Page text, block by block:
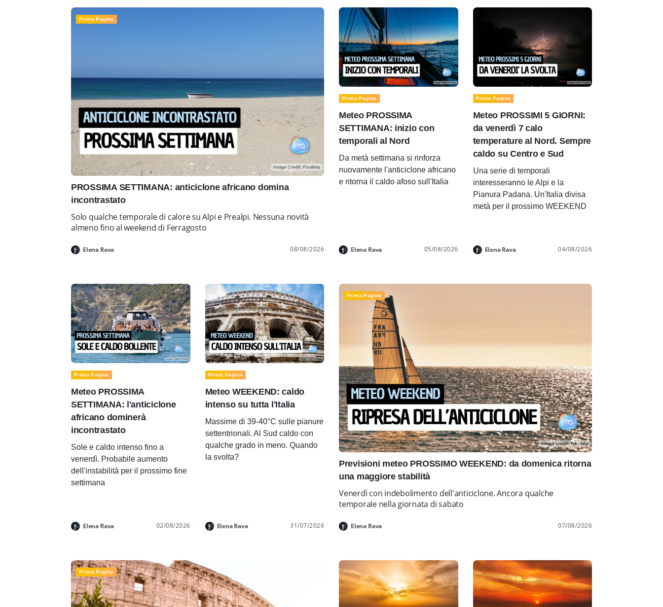
Prima Pagina
PROSSIMA SETTIMANA: anticiclone africano domina
incontrastato
Solo qualche temporale di calore su Alpi e Prealpi. Nessuna novità
almeno fino al weekend di Ferragosto
Elena Rava 08/08/2026
Prima Pagina
Meteo PROSSIMA
SETTIMANA: inizio con
temporali al Nord
Da metà settimana si rinforza
nuovamente l'anticiclone africano
e ritorna il caldo afoso sull'Italia
Elena Rava 05/08/2026
Prima Pagina
Meteo PROSSIMI 5 GIORNI:
da venerdì 7 calo
temperature al Nord. Sempre
caldo su Centro e Sud
Una serie di temporali
interesseranno le Alpi e la
Pianura Padana. Un'Italia divisa
metà per il prossimo WEEKEND
Elena Rava 04/08/2026
Prima Pagina
Meteo PROSSIMA
SETTIMANA: l'anticiclone
africano dominerà
incontrastato
Sole e caldo intenso fino a
venerdì. Probabile aumento
dell'instabilità per il prossimo fine
settimana
Elena Rava 02/08/2026
Prima Pagina
Meteo WEEKEND: caldo
intenso su tutta l'Italia
Massime di 39-40°C sulle pianure
settentrionali. Al Sud caldo con
qualche grado in meno. Quando
la svolta?
Elena Rava 31/07/2026
Prima Pagina
Previsioni meteo PROSSIMO WEEKEND: da domenica ritorna
una maggiore stabilità
Venerdì con indebolimento dell'anticiclone. Ancora qualche
temporale nella giornata di sabato
Elena Rava 07/08/2026
Prima Pagina